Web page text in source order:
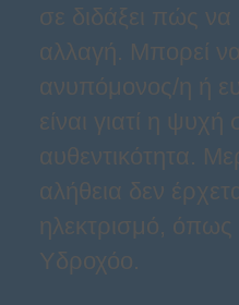
σε διδάξει πώς
αλλαγή. Μπορεί να
ανυπόμονος/η ή
είναι γιατί η ψυχή
αυθεντικότητα.
αλήθεια δεν
ηλεκτρισμό,
Υδροχόο.